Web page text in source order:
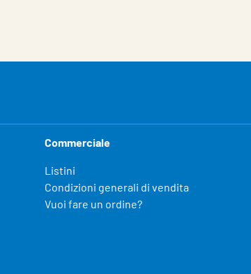
Commerciale
Listini
Condizioni generali di vendita
Vuoi fare un ordine?